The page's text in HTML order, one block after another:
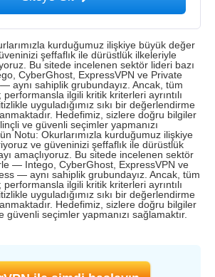
kurduğumuz ilişkiye büyük değer
şeffaflık ile dürüstlük ilkeleriyle
Bu sitede incelenen sektör lideri bazı
CyberGhost, ExpressVPN ve Private
aynı sahiplik grubundayız. Ancak, tüm
ilgili kritik kriterleri ayrıntılı
uyguladığımız sıkı bir değerlendirme
Hedefimiz, sizlere doğru bilgiler
ve güvenli seçimler yapmanızı
Notu: Okurlarımızla kurduğumuz ilişkiye
ve güveninizi şeffaflık ile dürüstlük
amaçlıyoruz. Bu sitede incelenen sektör
— Intego, CyberGhost, ExpressVPN ve
— aynı sahiplik grubundayız. Ancak, tüm
ilgili kritik kriterleri ayrıntılı
uyguladığımız sıkı bir değerlendirme
Hedefimiz, sizlere doğru bilgiler
güvenli seçimler yapmanızı sağlamaktır.